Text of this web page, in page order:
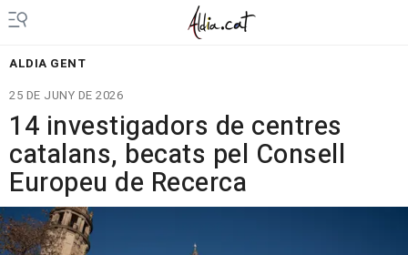
ALDIA GENT
25 DE JUNY DE 2026
14 investigadors de centres
catalans, becats pel Consell
Europeu de Recerca